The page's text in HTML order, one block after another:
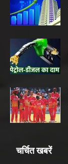
चर्चित खबरें